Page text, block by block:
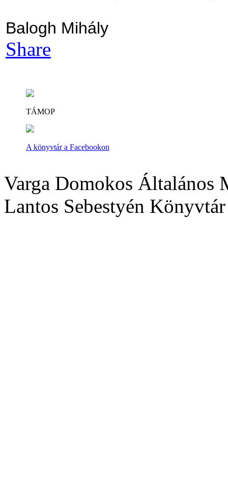
Balogh Mihály
Share
TÁMOP
A könyvtár a Facebookon
Varga Domokos Általános
Lantos Sebestyén